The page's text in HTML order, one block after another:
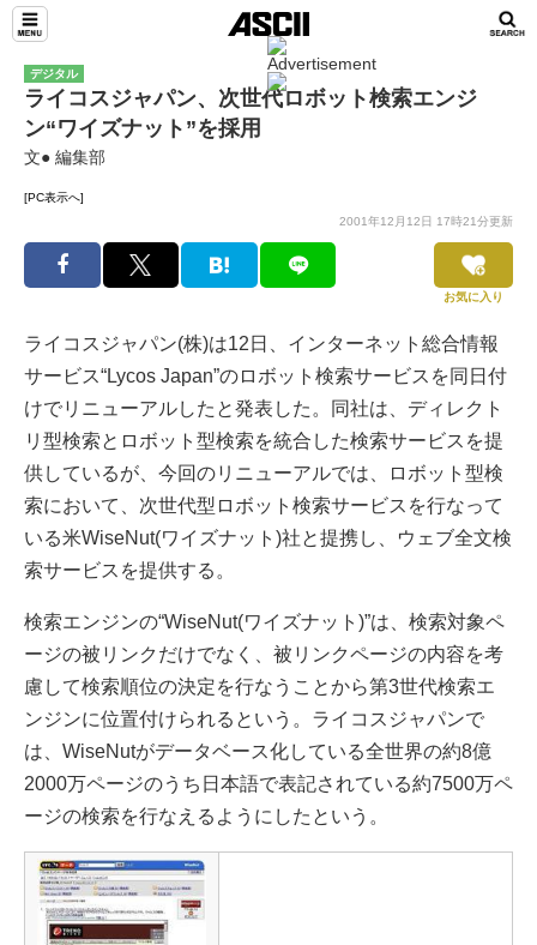
デジタル
ライコスジャパン、次世代ロボット検索エンジ
ン“ワイズナット”を採用
文● 編集部
[PC表示へ]
2001年12月12日 17時21分更新
お気に入り
ライコスジャパン(株)は12日、インターネット総合情報
サービス“Lycos Japan”のロボット検索サービスを同日付
けでリニューアルしたと発表した。同社は、ディレクト
リ型検索とロボット型検索を統合した検索サービスを提
供しているが、今回のリニューアルでは、ロボット型検
索において、次世代型ロボット検索サービスを行なって
いる米WiseNut(ワイズナット)社と提携し、ウェブ全文検
索サービスを提供する。
検索エンジンの“WiseNut(ワイズナット)”は、検索対象ペ
ージの被リンクだけでなく、被リンクページの内容を考
慮して検索順位の決定を行なうことから第3世代検索エ
ンジンに位置付けられるという。ライコスジャパンで
は、WiseNutがデータベース化している全世界の約8億
2000万ページのうち日本語で表記されている約7500万ペ
ージの検索を行なえるようにしたという。